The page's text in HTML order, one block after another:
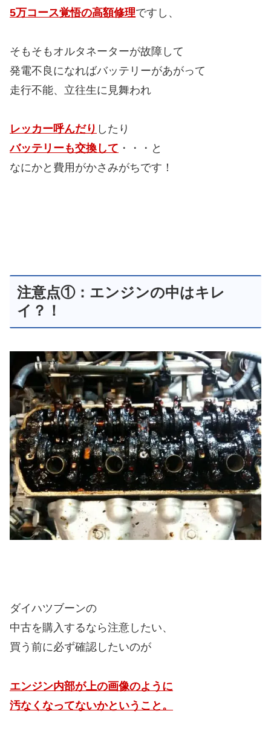
5万コース覚悟の高額修理ですし、
そもそもオルタネーターが故障して
発電不良になればバッテリーがあがって
走行不能、立往生に見舞われ
レッカー呼んだり したり
バッテリーも交換して ・・・と
なにかと費用がかさみがちです！
注意点①：エンジンの中はキレ
イ？！
ダイハツブーンの
中古を購入するなら注意したい、
買う前に必ず確認したいのが
エンジン内部が上の画像のように
汚なくなってないかということ。